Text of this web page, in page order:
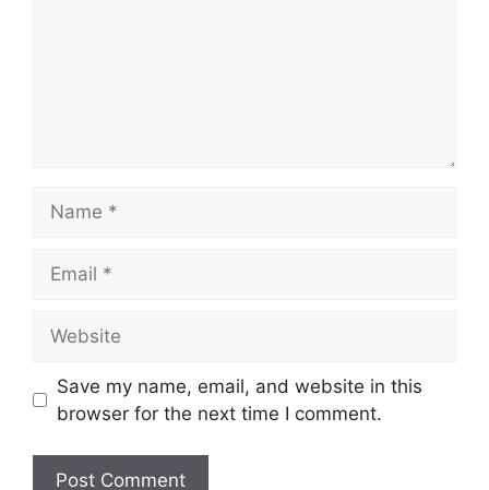
Save my name, email, and website in this
browser for the next time I comment.